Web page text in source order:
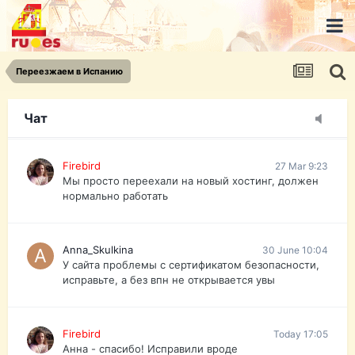
Переезжаем в Испанию
Чат
urist.dokument@gmail.com
https://pasport-ua.com/
Телеграмм @uristpassua
Firebird
Друзья - из России без VPN сайт и форум
Firebird 27 Mar 9:23
Мы просто переехали на новый хостинг, должен
нормально работать
Anna_Skulkina 30 June 10:04
У сайта проблемы с сертификатом безопасности,
исправьте, а без впн не открывается увы
Firebird Today 17:05
Анна - спасибо! Исправили вроде